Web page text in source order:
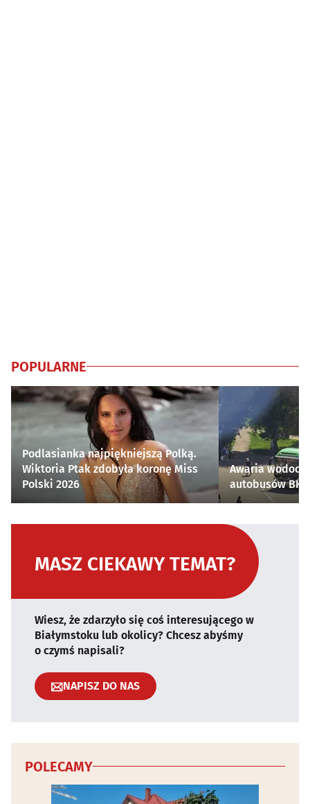
POPULARNE
Podlasianka najpiękniejszą Polką.
Wiktoria Ptak zdobyła koronę Miss
Polski 2026
Awaria
autobusów
MASZ CIEKAWY TEMAT?
Wiesz, że zdarzyło się coś interesującego w
Białymstoku lub okolicy? Chcesz abyśmy
o czymś napisali?
NAPISZ DO NAS
POLECAMY